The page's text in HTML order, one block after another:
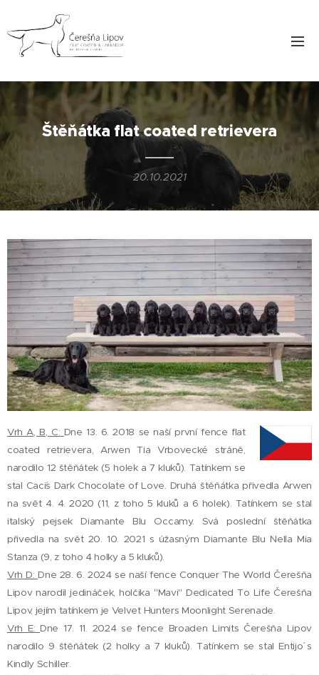
Štěňátka flat coated retrievera
20.10.2021
Vrh A, B, C: Dne 13. 6. 2018 se naší první fence flat
coated retrievera, Arwen Tia Vrbovecké stráně,
narodilo 12 štěňátek (5 holek a 7 kluků). Tatínkem se
stal Caci´s Dark Chocolate of Love. Druhá štěňátka přivedla Arwen
na svět 4. 4. 2020 (11, z toho 5 kluků a 6 holek). Tatínkem se stal
italský pejsek Diamante Blu Occamy. Svá poslední štěňátka
přivedla na svět 20. 10. 2021 s úžasným Diamante Blu Nella Mia
Stanza (9, z toho 4 holky a 5 kluků).
Vrh D: Dne 28. 6. 2024 se naší fence Conquer The World Čerešňa
Lipov narodil jedináček, holčika "Mavi" Dedicated To Life Čerešňa
Lipov, jejím tatínkem je Velvet Hunters Moonlight Serenade.
Vrh E: Dne 17. 11. 2024 se fence Broaden Limits Čerešňa Lipov
narodilo 9 štěňátek (2 holky a 7 kluků). Tatínkem se stal Entijo´ s
Kindly Schiller.